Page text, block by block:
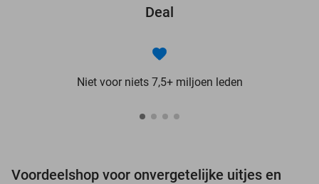
Deal
Niet voor niets 7,5+ miljoen leden
Voordeelshop voor onvergetelijke uitjes en